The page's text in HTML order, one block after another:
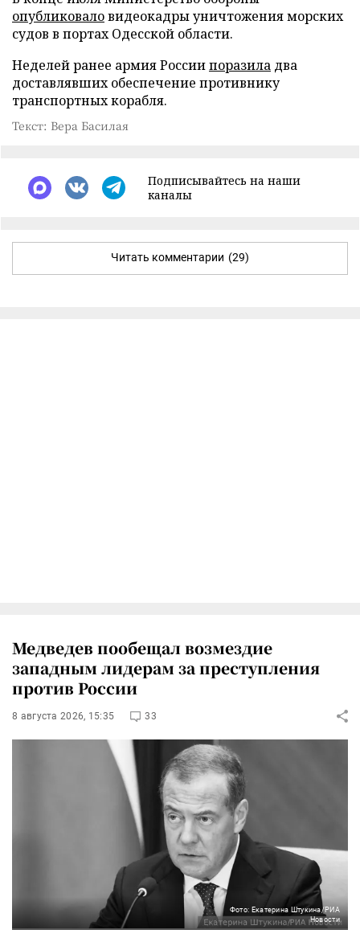
опубликоваловидеокадры уничтожения морских
судов в портах Одесской области.
Неделей ранее армия Россиипоразила два
доставлявших обеспечение противнику
транспортных корабля.
Текст: Вера Басилая
Подписывайтесь на наши
каналы
Читать комментарии (29)
Медведев пообещал возмездие
западным лидерам за преступления
против России
8 августа 2026, 15:35 33
Фото: Екатерина Штукина/РИА
Новости